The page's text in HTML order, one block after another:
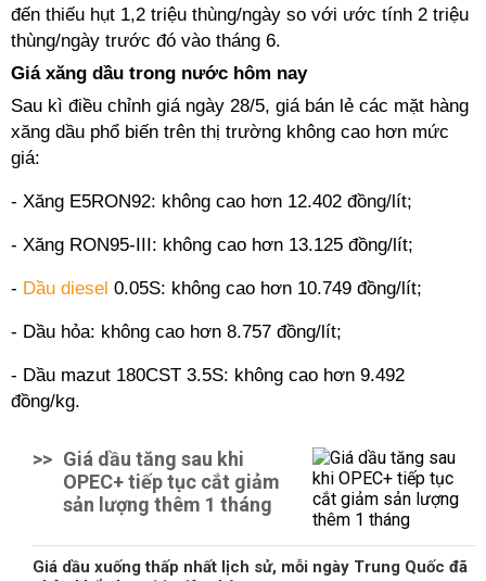
đến thiếu hụt 1,2 triệu thùng/ngày so với ước tính 2 triệu
thùng/ngày trước đó vào tháng 6.
Giá xăng dầu trong nước hôm nay
Sau kì điều chỉnh giá ngày 28/5, giá bán lẻ các mặt hàng
xăng dầu phổ biến trên thị trường không cao hơn mức
giá:
- Xăng E5RON92: không cao hơn 12.402 đồng/lít;
- Xăng RON95-III: không cao hơn 13.125 đồng/lít;
- Dầu diesel 0.05S: không cao hơn 10.749 đồng/lít;
- Dầu hỏa: không cao hơn 8.757 đồng/lít;
- Dầu mazut 180CST 3.5S: không cao hơn 9.492
đồng/kg.
>> Giá dầu tăng sau khi
OPEC+ tiếp tục cắt giảm
sản lượng thêm 1 tháng
Giá dầu xuống thấp nhất lịch sử, mỗi ngày Trung Quốc đã